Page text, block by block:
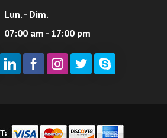
Lun. - Dim.
07:00 am - 17:00 pm